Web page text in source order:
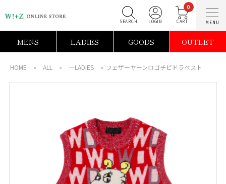
0
MENS LADIES GOODS OUTLET
HOME » ALL » ―LADIES » フェザーヤーンロゴチビドラベスト